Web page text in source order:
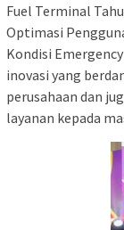
Fuel Terminal
Optimasi
Kondisi
inovasi yang
perusahaan dan
layanan kepada